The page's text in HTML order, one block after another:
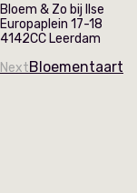
Bloem & Zo bij Ilse
Europaplein 17-18
4142CC Leerdam
NextBloementaart